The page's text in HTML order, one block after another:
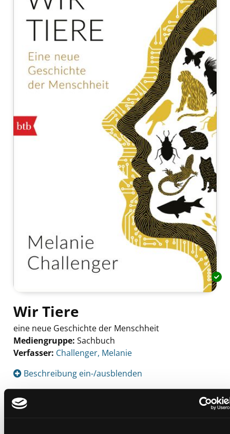
Wir Tiere
eine neue Geschichte der Menschheit
Mediengruppe: Sachbuch
Verfasser: Suche nach diesem Verfasser
Challenger, Melanie
Beschreibung ein-/ausblenden
Mehr Informationen ein-/ausblenden